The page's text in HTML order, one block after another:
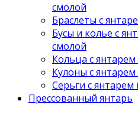
смолой
Браслеты с
Бусы и колье с
смолой
Кольца с
Кулоны с
Серьги с
Прессованный янтарь